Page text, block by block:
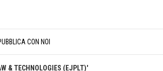
CON NOI
& TECHNOLOGIES (EJPLT)'